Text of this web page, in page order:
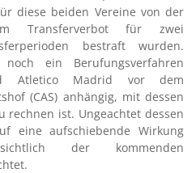
diese beiden Vereine von der
Transferverbot für zwei
bestraft wurden.
ein Berufungsverfahren
Atletico Madrid vor dem
(CAS) anhängig, mit dessen
rechnen ist. Ungeachtet dessen
eine aufschiebende Wirkung
der kommenden